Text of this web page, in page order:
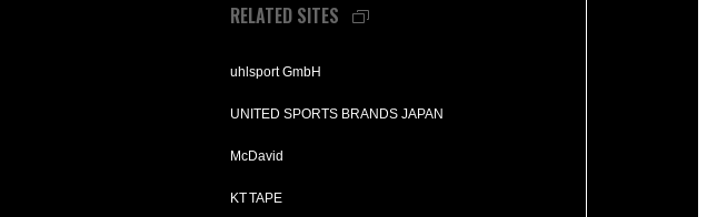
RELATED SITES
uhlsport GmbH
UNITED SPORTS BRANDS JAPAN
McDavid
KT TAPE